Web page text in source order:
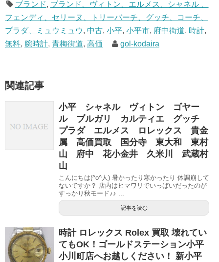
ブランド, ブランド、ヴィトン、エルメス、シャネル 、
フェンディ、セリーヌ、トリーバーチ、グッチ、コーチ、
プラダ、ミュウミュウ, 中古, 小平, 小平市, 府中街道, 時計,
無料, 腕時計, 青梅街道, 高価 gol-kodaira
関連記事
小平 シャネル ヴィトン ゴヤー
ル ブルガリ カルティエ グッチ
プラダ エルメス ロレックス 貴金
属 高価買取 国分寺 東大和 東村
山 府中 花小金井 久米川 武蔵村
山
こんにちは(^o^人) 暑かったり寒かったり 体調崩して
ないですか？ 店内はヒマワリでいっぱいだったのが
すっかり秋モード♪♪ ...
記事を読む
時計 ロレックス Rolex 買取 壊れてい
てもOK！ゴールドステーション小平
小川町店へお越しください！ 新小平